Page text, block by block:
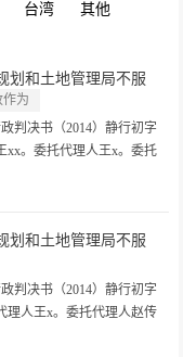
台湾 其他
划和土地管理局不服
作为
判决书（2014）静行初字
xx。委托代理人王x。委托
律师事务所律师。被告上
区规...
划和土地管理局不服
判决书（2014）静行初字
理人王x。委托代理人赵传
律师。被告上海市静安区